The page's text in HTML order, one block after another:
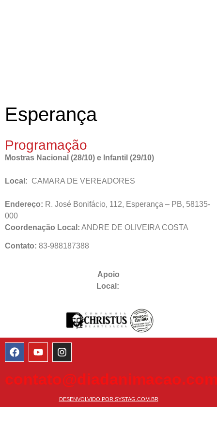
Esperança
Programação
Mostras Nacional (28/10) e Infantil (29/10)
Local: CAMARA DE VEREADORES
Endereço: R. José Bonifácio, 112, Esperança – PB, 58135-
000
Coordenação Local: ANDRE DE OLIVEIRA COSTA
Contato: 83-988187388
Apoio
Local:
DESENVOLVIDO POR SYSTAG.COM.BR